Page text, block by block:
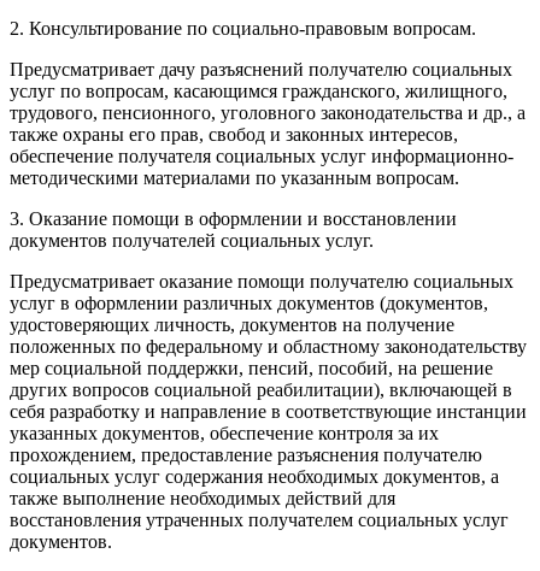
2. Консультирование по социально-правовым вопросам.
Предусматривает дачу разъяснений получателю социальных
услуг по вопросам, касающимся гражданского, жилищного,
трудового, пенсионного, уголовного законодательства и др., а
также охраны его прав, свобод и законных интересов,
обеспечение получателя социальных услуг информационно-
методическими материалами по указанным вопросам.
3. Оказание помощи в оформлении и восстановлении
документов получателей социальных услуг.
Предусматривает оказание помощи получателю социальных
услуг в оформлении различных документов (документов,
удостоверяющих личность, документов на получение
положенных по федеральному и областному законодательству
мер социальной поддержки, пенсий, пособий, на решение
других вопросов социальной реабилитации), включающей в
себя разработку и направление в соответствующие инстанции
указанных документов, обеспечение контроля за их
прохождением, предоставление разъяснения получателю
социальных услуг содержания необходимых документов, а
также выполнение необходимых действий для
восстановления утраченных получателем социальных услуг
документов.